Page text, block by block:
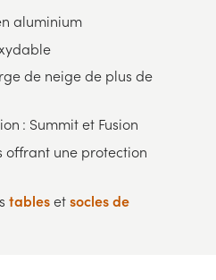
aluminium
de neige de plus de
: Summit et Fusion
offrant une protection
tablesetsocles de